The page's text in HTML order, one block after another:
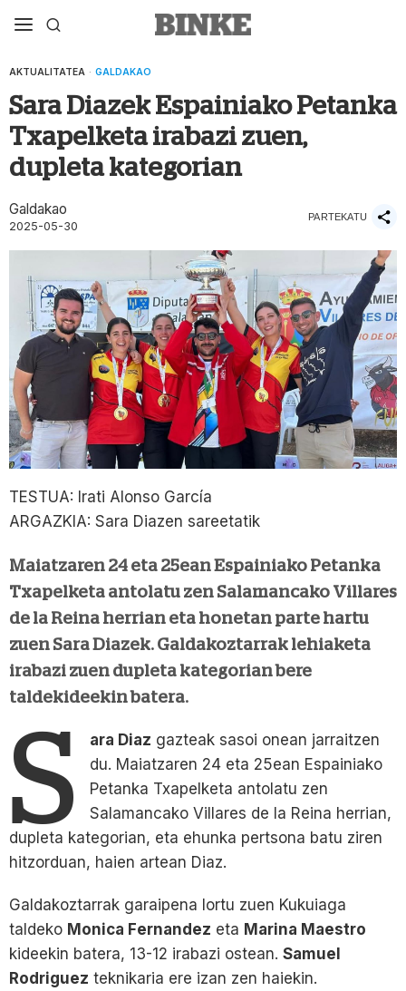
AKTUALITATEA · GALDAKAO
Sara Diazek Espainiako Petanka
Txapelketa irabazi zuen,
dupleta kategorian
Galdakao
2025-05-30
PARTEKATU
TESTUA: Irati Alonso García
ARGAZKIA: Sara Diazen sareetatik
Maiatzaren 24 eta 25ean Espainiako Petanka
Txapelketa antolatu zen Salamancako Villares
de la Reina herrian eta honetan parte hartu
zuen Sara Diazek. Galdakoztarrak lehiaketa
irabazi zuen dupleta kategorian bere
taldekideekin batera.
S ara Diaz gazteak sasoi onean jarraitzen
du. Maiatzaren 24 eta 25ean Espainiako
Petanka Txapelketa antolatu zen
Salamancako Villares de la Reina herrian,
dupleta kategorian, eta ehunka pertsona batu ziren
hitzorduan, haien artean Diaz.
Galdakoztarrak garaipena lortu zuen Kukuiaga
taldeko Monica Fernandez eta Marina Maestro
kideekin batera, 13-12 irabazi ostean. Samuel
Rodriguez teknikaria ere izan zen haiekin.